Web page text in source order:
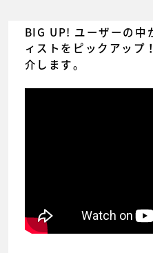
BIG UP! ユーザーの中
ィストをピックアップ
介します。